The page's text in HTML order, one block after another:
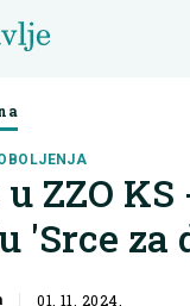
ZZO
'Srce za
01. 11. 2024.